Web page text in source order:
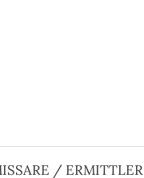
/ ERMITTLER